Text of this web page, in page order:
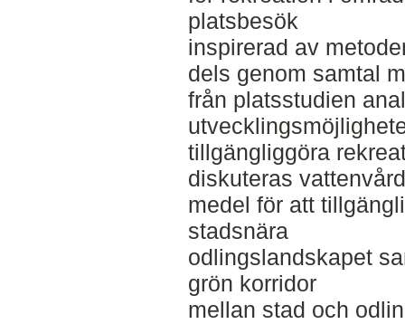
platsbesök
inspirerad av
dels genom samtal
från platsstudien
tillgängliggöra
diskuteras
medel för att
stadsnära
odlingslandskapet
grön korridor
mellan stad och